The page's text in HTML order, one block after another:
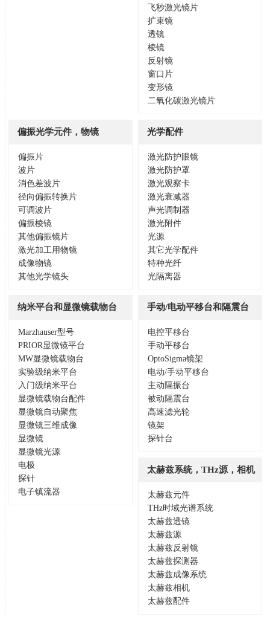
飞秒激光镜片
扩束镜
透镜
棱镜
反射镜
窗口片
变形镜
二氧化碳激光镜片
偏振光学元件，物镜
偏振片
波片
消色差波片
径向偏振转换片
可调波片
偏振棱镜
其他偏振镜片
激光加工用物镜
成像物镜
其他光学镜头
光学配件
激光防护眼镜
激光防护罩
激光观察卡
激光衰减器
声光调制器
激光附件
光源
其它光学配件
特种光纤
光隔离器
纳米平台和显微镜载物台
Marzhauser型号
PRIOR显微镜平台
MW显微镜载物台
实验级纳米平台
入门级纳米平台
显微镜载物台配件
显微镜自动聚焦
显微镜三维成像
显微镜
显微镜光源
电极
探针
电子镇流器
手动/电动平移台和隔震台
电控平移台
手动平移台
OptoSigma镜架
电动/手动平移台
主动隔振台
被动隔震台
高速滤光轮
镜架
探针台
太赫兹系统，THz源，相机
太赫兹元件
THz时域光谱系统
太赫兹透镜
太赫兹源
太赫兹反射镜
太赫兹探测器
太赫兹成像系统
太赫兹相机
太赫兹配件